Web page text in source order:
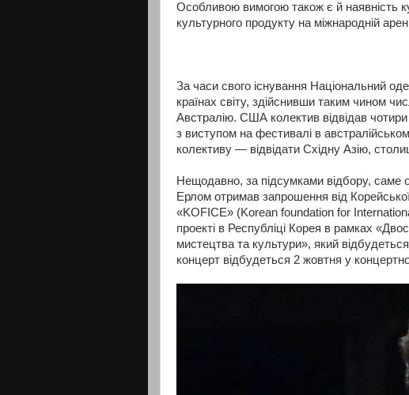
Особливою вимогою також є й наявність
культурного продукту на міжнародній
За часи свого існування Національний
країнах світу, здійснивши таким чином
Австралію. США колектив відвідав
з виступом на фестивалі в
колективу — відвідати Східну Азію,
Нещодавно, за підсумками відбору, саме
Ерлом отримав запрошення від
«KOFICE» (Korean foundation for
проекті в Республіці Корея в рамках
мистецтва та культури», який
концерт відбудеться 2 жовтня у